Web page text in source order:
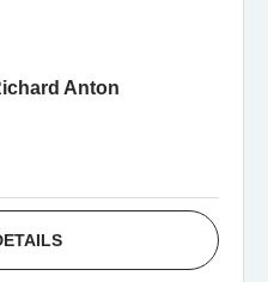
Anton